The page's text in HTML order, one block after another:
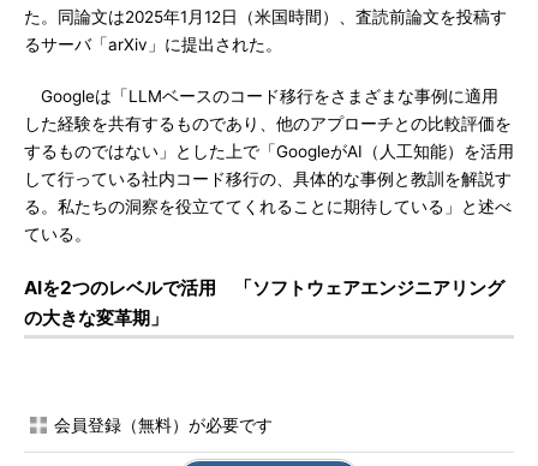
た。同論文は2025年1月12日（米国時間）、査読前論文を投稿す
るサーバ「arXiv」に提出された。
Googleは「LLMベースのコード移行をさまざまな事例に適用
した経験を共有するものであり、他のアプローチとの比較評価を
するものではない」とした上で「GoogleがAI（人工知能）を活用
して行っている社内コード移行の、具体的な事例と教訓を解説す
る。私たちの洞察を役立ててくれることに期待している」と述べ
ている。
AIを2つのレベルで活用 「ソフトウェアエンジニアリング
の大きな変革期」
会員登録（無料）が必要です